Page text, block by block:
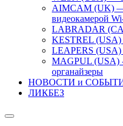
AIMCAM (UK) —
видеокамерой
LABRADAR
KESTREL
LEAPERS
MAGPUL (USA)
органайзеры
НОВОСТИ и
ЛИКБЕЗ